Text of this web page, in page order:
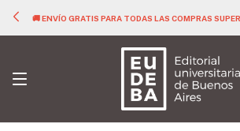
🚚 ENVÍO GRATIS PARA TODAS LAS COMPRAS